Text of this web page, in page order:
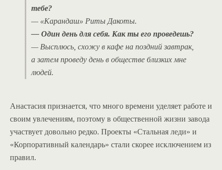
тебе?
— «Карандаш» Риты Дакоты.
— Один день для себя. Как ты его проведешь?
— Высплюсь, схожу в кафе на поздний завтрак,
а затем проведу день в обществе близких мне
людей.
Анастасия признается, что много времени уделяет работе и
своим увлечениям, поэтому в общественной жизни завода
участвует довольно редко. Проекты «Стальная леди» и
«Корпоративный календарь» стали скорее исключением из
правил.